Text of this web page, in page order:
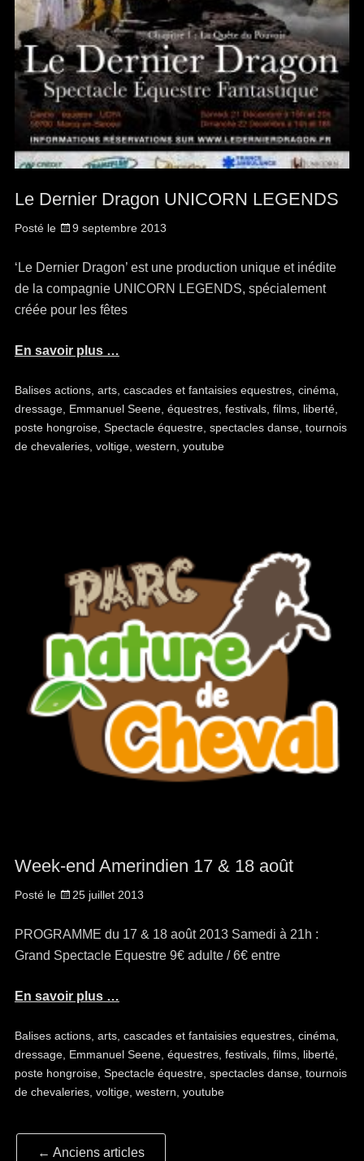
Le Dernier Dragon UNICORN LEGENDS
Posté le 9 septembre 2013
‘Le Dernier Dragon’ est une production unique et inédite
de la compagnie UNICORN LEGENDS, spécialement
créée pour les fêtes
En savoir plus …
Balises actions, arts, cascades et fantaisies equestres, cinéma
dressage, Emmanuel Seene, équestres, festivals, films, liberté,
poste hongroise, Spectacle équestre, spectacles danse, tournois
de chevaleries, voltige, western youtube
Week-end Amerindien 17 & 18 août
Posté le 25 juillet 2013
PROGRAMME du 17 & 18 août 2013 Samedi à 21h :
Grand Spectacle Equestre 9€ adulte / 6€ entre
En savoir plus …
Balises actions, arts, cascades et fantaisies equestres, cinéma
dressage, Emmanuel Seene, équestres, festivals, films, liberté,
poste hongroise, Spectacle équestre, spectacles danse, tournois
de chevaleries, voltige, western youtube
Navigation
← Anciens articles